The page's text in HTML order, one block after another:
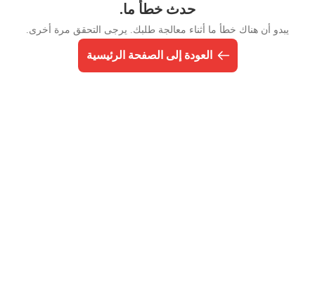
حدث خطأ ما.
يبدو أن هناك خطأ ما أثناء معالجة طلبك. يرجى التحقق مرة أخرى.
العودة إلى الصفحة الرئيسية